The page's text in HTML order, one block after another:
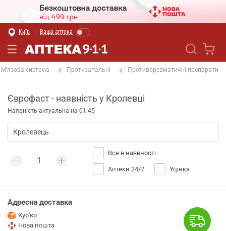
Київ Ваша аптека
М'язова система Протизапальні Противоревматичні препарати
Єврофаст - наявність у Кролевці
Наявність актуальна на 01:45
Все в наявності
Аптеки 24/7 Уцінка
Адресна доставка
Кур'єр
Нова пошта